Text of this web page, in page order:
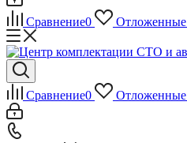
Сравнение0 Отложенные
Сравнение0 Отложенные